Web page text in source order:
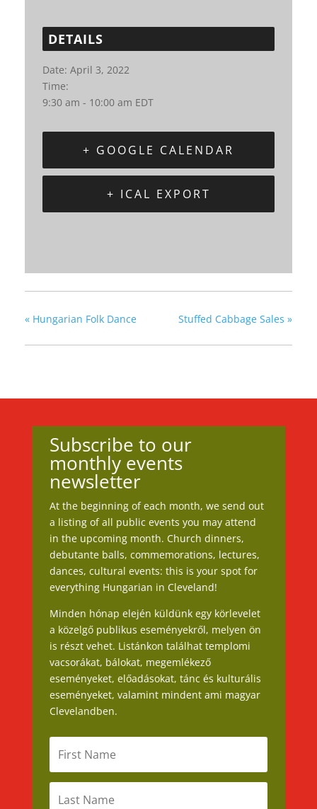
DETAILS
Date: April 3, 2022
Time:
9:30 am - 10:00 am EDT
+ GOOGLE CALENDAR
+ ICAL EXPORT
« Hungarian Folk Dance Stuffed Cabbage Sales »
Subscribe to our
monthly events
newsletter
At the beginning of each month, we send out
a listing of all public events you may attend
in the upcoming month. Church dinners,
debutante balls, commemorations, lectures,
dances, cultural events: this is your spot for
everything Hungarian in Cleveland!
Minden hónap elején küldünk egy körlevelet
a közelgő publikus eseményekről, melyen ön
is részt vehet. Listánkon találhat templomi
vacsorákat, bálokat, megemlékező
eseményeket, előadásokat, tánc és kulturális
eseményeket, valamint mindent ami magyar
Clevelandben.